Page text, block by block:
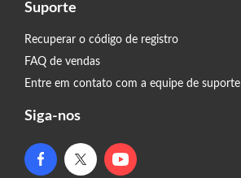
Suporte
Recuperar o código de registro
FAQ de vendas
Entre em contato com a equipe de suporte
Siga-nos